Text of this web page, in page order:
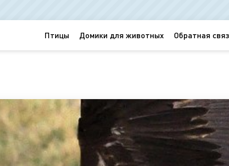
Птицы Домики для животных Обратная